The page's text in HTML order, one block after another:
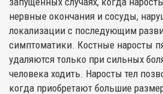
нервные окончания и сосуды,
локализации с последующим
симптоматики. Костные наросты
удаляются только при сильных
человека ходить. Наросты тел
когда приобретают большие